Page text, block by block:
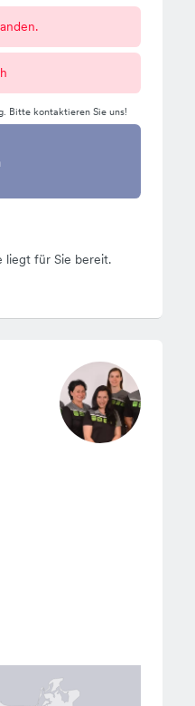
Bitte kontaktieren Sie uns!
liegt für Sie bereit.